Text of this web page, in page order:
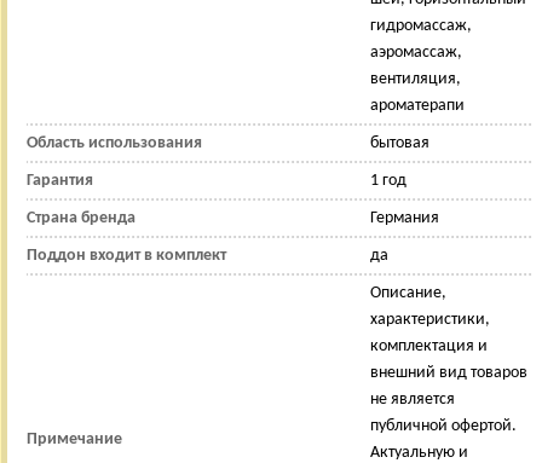
гидромассаж,
аэромассаж,
вентиляция,
ароматерапи
Область использования бытовая
Гарантия 1 год
Страна бренда Германия
Поддон входит в комплект да
Примечание
Описание,
характеристики,
комплектация и
внешний вид товаров
не является
публичной офертой.
Актуальную и